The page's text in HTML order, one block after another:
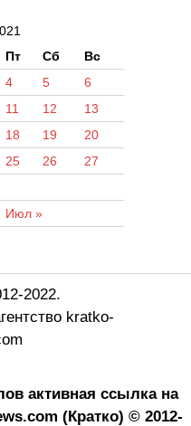
Пт Сб Вс
Июл »
4 5
6
11 12
13
18 19
20
25 26
27
2022.
kratko-
активная ссылка на
(Кратко) © 2012-